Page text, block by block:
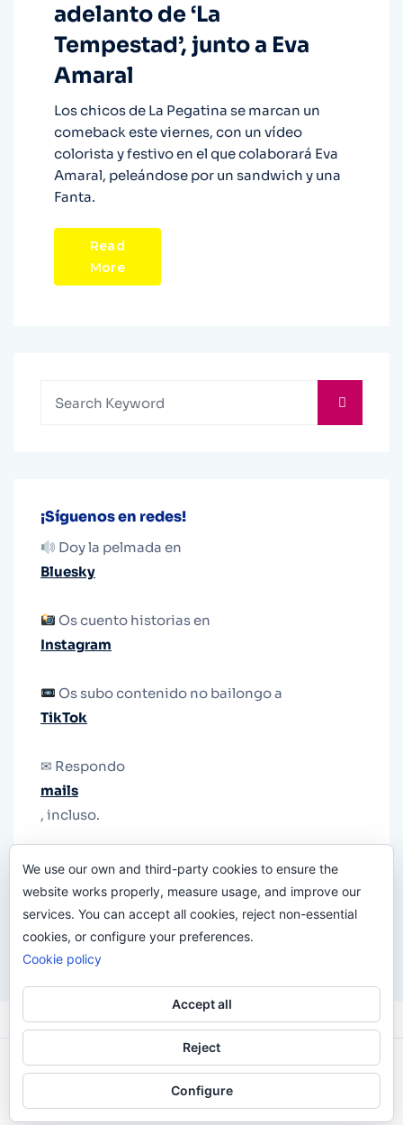
adelanto de ‘La
Tempestad’, junto a Eva
Amaral
Los chicos de La Pegatina se marcan un
comeback este viernes, con un vídeo
colorista y festivo en el que colaborará Eva
Amaral, peleándose por un sandwich y una
Fanta.
Read
More
¡Síguenos en redes!
Doy la pelmada en
Bluesky
Os cuento historias en
Instagram
Os subo contenido no bailongo a
TikTok
✉ Respondo
mails
, incluso.
le quiten el teléfono.
Odi O'Malley © 2016-2025. Todos Los Derechos
Reservados.
We use our own and third-party cookies to ensure the
website works properly, measure usage, and improve our
services. You can accept all cookies, reject non-essential
cookies, or configure your preferences.
Cookie policy
Accept all
Reject
Configure